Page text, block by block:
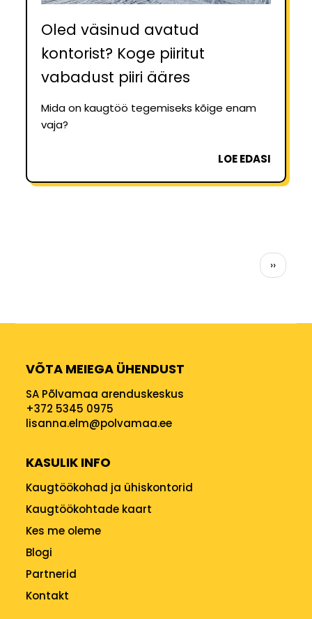
Oled väsinud avatud
kontorist? Koge piiritut
vabadust piiri ääres
Mida on kaugtöö tegemiseks kõige enam
vaja?
LOE EDASI
leht
››
VÕTA MEIEGA ÜHENDUST
SA Põlvamaa arenduskeskus
+372 5345 0975
lisanna.elm@polvamaa.ee
KASULIK INFO
Kaugtöökohad ja ühiskontorid
Kaugtöökohtade kaart
Kes me oleme
Blogi
Partnerid
Kontakt